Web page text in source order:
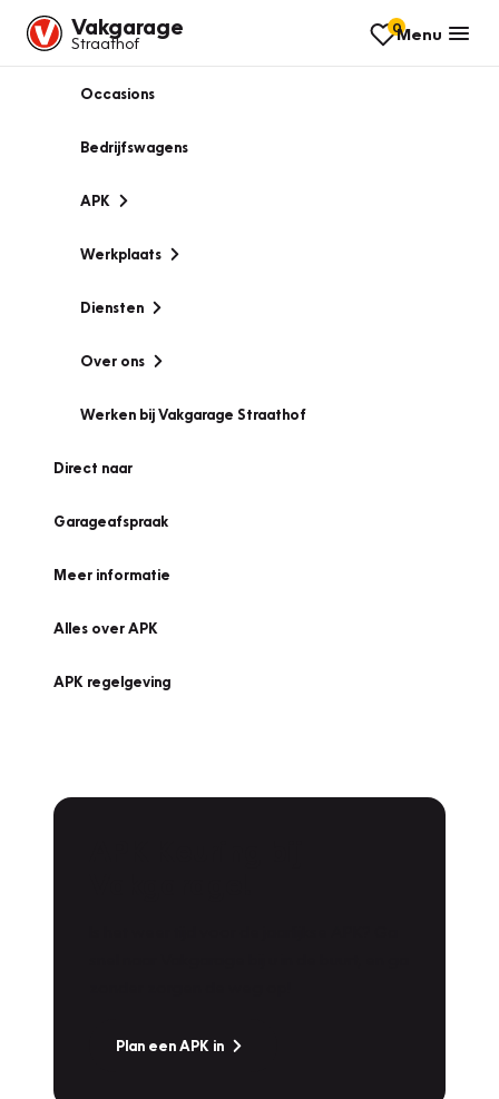
Vakgarage
Straathof
0Menu
Occasions
Bedrijfswagens
APK
Werkplaats
Diensten
Over ons
Werken bij Vakgarage Straathof
Direct naar
Garageafspraak
Meer informatie
Alles over APK
APK regelgeving
Plan een APK in